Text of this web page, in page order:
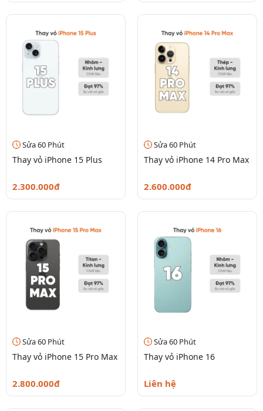
Sửa 60 Phút
Thay vỏ iPhone 15 Plus
2.300.000đ
Sửa 60 Phút
Thay vỏ iPhone 14 Pro Max
2.600.000đ
Sửa 60 Phút
Thay vỏ iPhone 15 Pro Max
2.800.000đ
Sửa 60 Phút
Thay vỏ iPhone 16
Liên hệ